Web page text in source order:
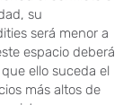
su
será menor a
espacio deberá
ello suceda el
más altos de